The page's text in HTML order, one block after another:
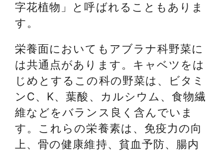
字花植物」と呼ばれることもありま
す。
栄養面においてもアブラナ科野菜に
は共通点があります。キャベツをは
じめとするこの科の野菜は、ビタミ
ンC、K、葉酸、カルシウム、食物繊
維などをバランス良く含んでいま
す。これらの栄養素は、免疫力の向
上、骨の健康維持、貧血予防、腸内